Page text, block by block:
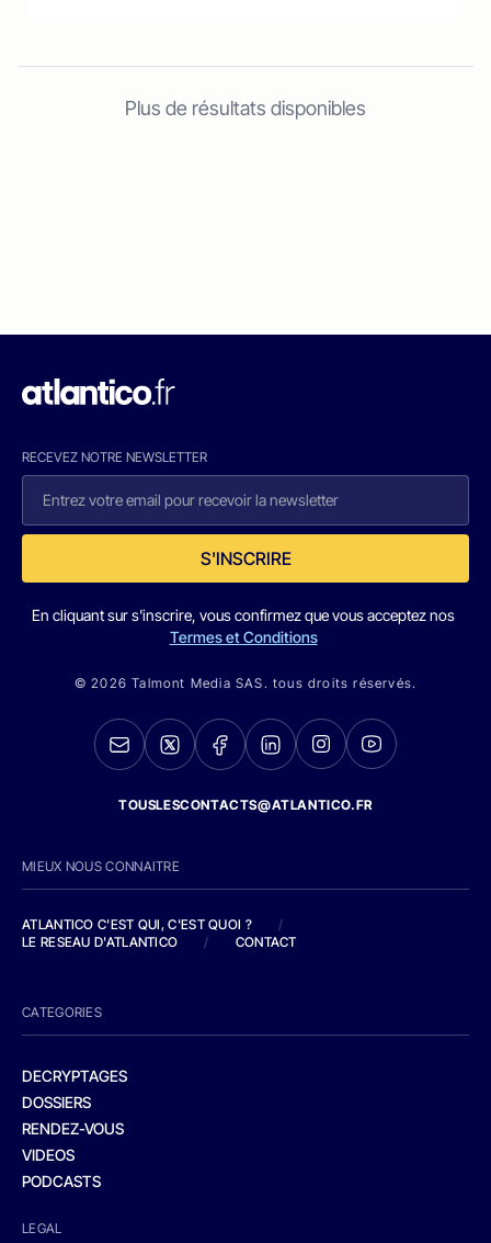
Plus de résultats disponibles
RECEVEZ NOTRE NEWSLETTER
S'INSCRIRE
En cliquant sur s'inscrire, vous confirmez que vous acceptez nos
Termes et Conditions
© 2026 Talmont Media SAS. tous droits réservés.
TOUSLESCONTACTS@ATLANTICO.FR
MIEUX NOUS CONNAITRE
ATLANTICO C'EST QUI, C'EST QUOI ?
/
LE RESEAU D'ATLANTICO
/ CONTACT
CATEGORIES
DECRYPTAGES
DOSSIERS
RENDEZ-VOUS
VIDEOS
PODCASTS
LEGAL